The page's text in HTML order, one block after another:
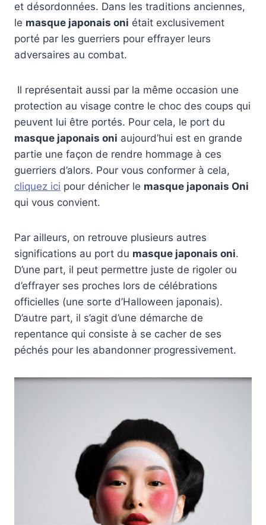
et désordonnées. Dans les traditions anciennes,
le masque japonais oni était exclusivement
porté par les guerriers pour effrayer leurs
adversaires au combat.
Il représentait aussi par la même occasion une
protection au visage contre le choc des coups qui
peuvent lui être portés. Pour cela, le port du
masque japonais oni aujourd’hui est en grande
partie une façon de rendre hommage à ces
guerriers d’alors. Pour vous conformer à cela,
cliquez ici pour dénicher le masque japonais Oni
qui vous convient.
Par ailleurs, on retrouve plusieurs autres
significations au port du masque japonais oni.
D’une part, il peut permettre juste de rigoler ou
d’effrayer ses proches lors de célébrations
officielles (une sorte d’Halloween japonais).
D’autre part, il s’agit d’une démarche de
repentance qui consiste à se cacher de ses
péchés pour les abandonner progressivement.